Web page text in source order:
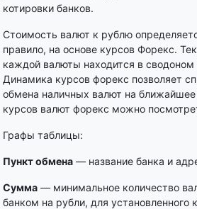
котировки банков.
Стоимость валют к рублю
правило, на основе курсов Форекс.
каждой валюты находится в
Динамика курсов форекс позволяет
обмена наличных валют на
курсов валют форекс можно
Графы таблицы:
Пункт обмена — название банка и
Сумма — минимальное количество
банком на рубли, для установленного